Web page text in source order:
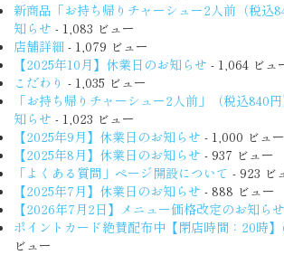
新商品「お持ち帰りチャーシュー2人前（税込
知らせ - 1,083 ビュー
店舗詳細 - 1,079 ビュー
【2025年10月】休業日のお知らせ - 1,064 ビュ
こだわり - 1,035 ビュー
「お持ち帰りチャーシュー2人前」（税込840
知らせ - 1,023 ビュー
【2025年9月】休業日のお知らせ - 1,000 ビュー
【2025年8月】休業日のお知らせ - 937 ビュー
「よくある質問」ページ開設について - 923 ビ
【2025年7月】休業日のお知らせ - 888 ビュー
【2026年7月2日】メニュー価格改定のお知らせ
ポイントカード絶賛配布中【閉店時間：20時
ビュー